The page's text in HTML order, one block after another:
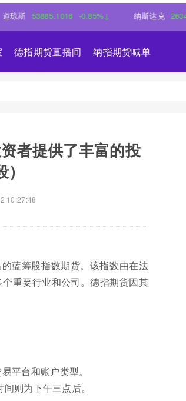
53885.1016 -0.85%↓ 纳斯达克 26348.3522
德指期货直播间 纳指期货喊单
者提供了丰富的投
10:27:48
蓝筹股指数期货。该指数由在法
重要行业和公司。德指期货因其
平台和账户类型。
则为下午三点后。